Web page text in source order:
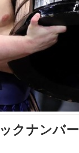
クナンバー